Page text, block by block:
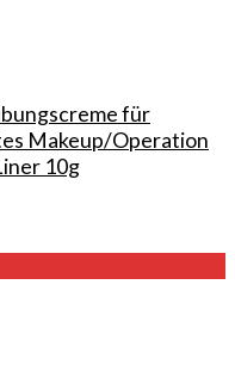
für
Makeup/Operation
10g